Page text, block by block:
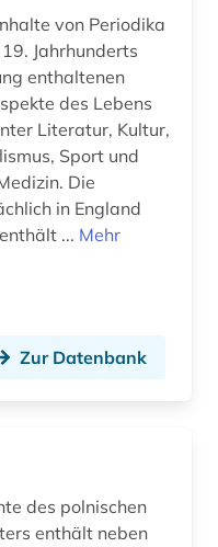
von Periodika
Jahrhunderts
enthaltenen
des Lebens
Literatur, Kultur,
Sport und
Die
in England
... Mehr
Zur Datenbank
des polnischen
enthält neben